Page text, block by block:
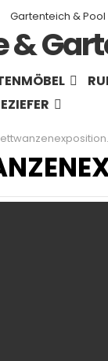
Gartenteich & Pool